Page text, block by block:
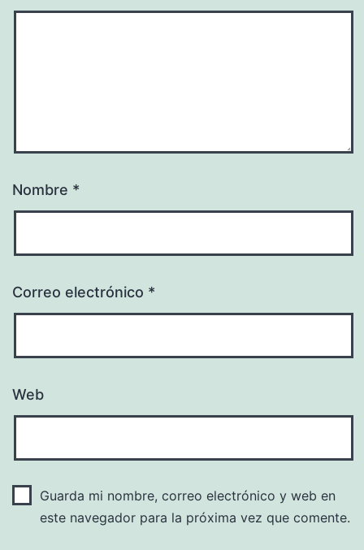
Nombre *
Correo electrónico *
Web
Guarda mi nombre, correo electrónico y web en
este navegador para la próxima vez que comente.